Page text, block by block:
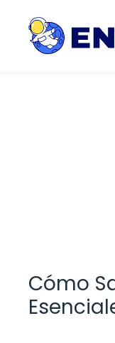
contenido
Cómo